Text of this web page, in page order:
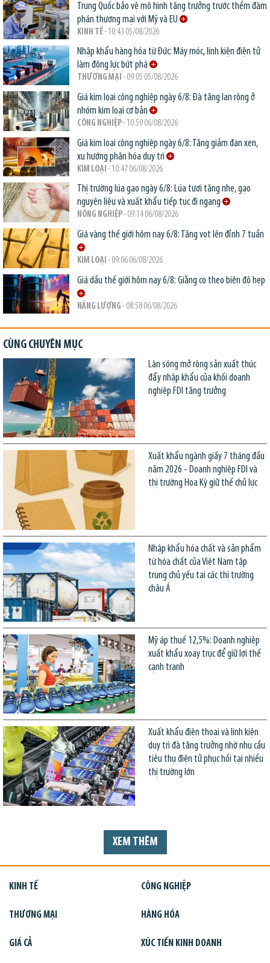
Trung Quốc bảo vệ mô hình tăng trưởng trước thềm đàm
phán thương mại với Mỹ và EU
KINH TẾ- 10:43 05/08/2026
Nhập khẩu hàng hóa từ Đức: Máy móc, linh kiện điện tử
làm động lực bứt phá
THƯƠNG MẠI - 09:05 05/08/2026
Giá kim loại công nghiệp ngày 6/8: Đà tăng lan rộng ở
nhóm kim loại cơ bản
CÔNG NGHIỆP- 10:59 06/08/2026
Giá kim loại công nghiệp ngày 6/8: Tăng giảm đan xen,
xu hướng phân hóa duy trì
KIM LOẠI - 10:47 06/08/2026
Thị trường lúa gạo ngày 6/8: Lúa tươi tăng nhẹ, gạo
nguyên liệu và xuất khẩu tiếp tục đi ngang
NÔNG NGHIỆP- 09:14 06/08/2026
Giá vàng thế giới hôm nay 6/8: Tăng vọt lên đỉnh 7 tuần
KIM LOẠI - 09:06 06/08/2026
Giá dầu thế giới hôm nay 6/8: Giằng co theo biên độ hẹp
NĂNG LƯỢNG - 08:58 06/08/2026
CÙNG CHUYÊN MỤC
Làn sóng mở rộng sản xuất thúc
đẩy nhập khẩu của khối doanh
nghiệp FDI tăng trưởng
Xuất khẩu ngành giấy 7 tháng đầu
năm 2026 - Doanh nghiệp FDI và
thị trường Hoa Kỳ giữ thế chủ lực
Nhập khẩu hóa chất và sản phẩm
từ hóa chất của Việt Nam tập
trung chủ yếu tại các thị trường
châu Á
Mỹ áp thuế 12,5%: Doanh nghiệp
xuất khẩu xoay trục để giữ lợi thế
cạnh tranh
Xuất khẩu điện thoại và linh kiện
duy trì đà tăng trưởng nhờ nhu cầu
tiêu thụ điện tử phục hồi tại nhiều
thị trường lớn
XEM THÊM
KINH TẾ CÔNG NGHIỆP
THƯƠNG MẠI HÀNG HÓA
GIÁ CẢ XÚC TIẾN KINH DOANH